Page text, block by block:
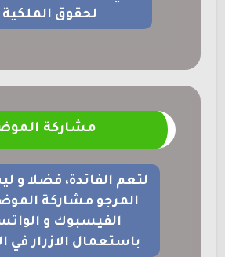
لحقوق الملكية
مشاركة
لتعم الفائدة، فضلا و
المرجو مشاركة
الفيسبوك و
باستعمال الازرار في